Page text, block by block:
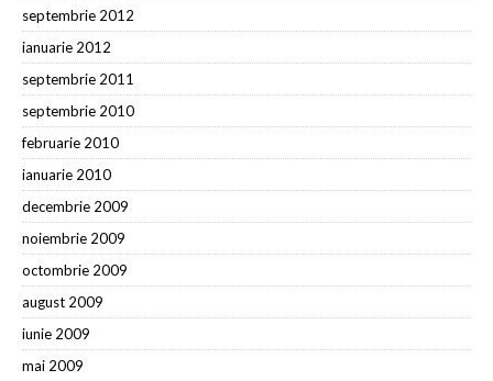
septembrie 2012
ianuarie 2012
septembrie 2011
septembrie 2010
februarie 2010
ianuarie 2010
decembrie 2009
noiembrie 2009
octombrie 2009
august 2009
iunie 2009
mai 2009